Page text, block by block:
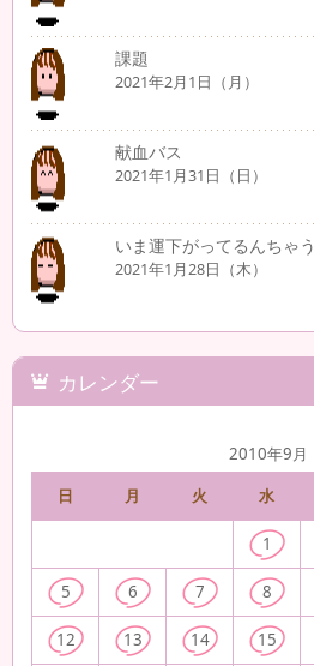
課題
2021年2月1日（月）
献血バス
2021年1月31日（日）
いま運下がってるんちゃう
2021年1月28日（木）
カレンダー
2010年9月
日
月 火 水
1
5 6 7 8
12 13 14 15